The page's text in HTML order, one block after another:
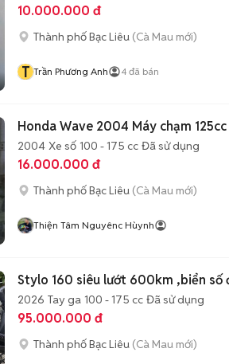
10.000.000 đ
Thành phố Bạc Liêu (Cà Mau mới)
T Trần Phương Anh 4 đã bán
Honda Wave 2004 Máy chạm
2004 Xe số 100 - 175 cc Đã sử dụng
16.000.000 đ
Thành phố Bạc Liêu (Cà Mau mới)
Thiện Tâm Nguyênc Hùynh
Stylo 160 siêu lướt 600km ,biển số
2026 Tay ga 100 - 175 cc Đã sử dụng
95.000.000 đ
Thành phố Bạc Liêu (Cà Mau mới)